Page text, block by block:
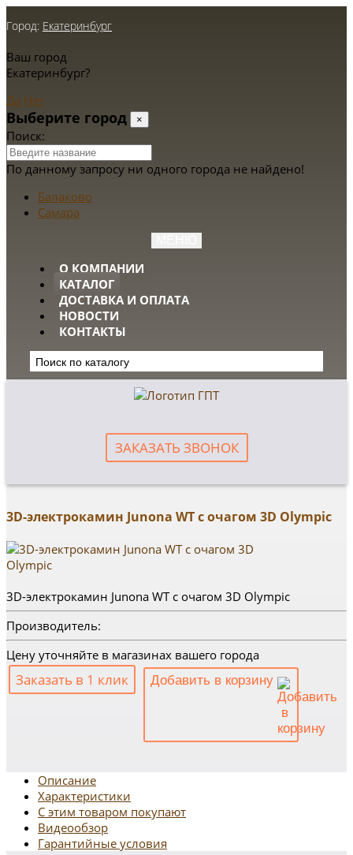
Город: Екатеринбург
Ваш город
Екатеринбург?
Да Нет
Выберите город ×
Поиск:
По данному запросу ни одного города не найдено!
Балаково
Самара
О КОМПАНИИ
КАТАЛОГ
ДОСТАВКА И ОПЛАТА
НОВОСТИ
КОНТАКТЫ
ЗАКАЗАТЬ ЗВОНОК
3D-электрокамин Junona WT c очагом 3D Olympic
3D-электрокамин Junona WT c очагом 3D Olympic
Производитель:
Цену уточняйте в магазинах вашего города
Заказать в 1 клик Добавить в корзину
Описание
Характеристики
С этим товаром покупают
Видеообзор
Гарантийные условия